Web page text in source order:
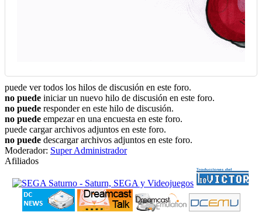
puede ver todos los hilos de discusión en este foro.
no puede iniciar un nuevo hilo de discusión en este foro.
no puede responder en este hilo de discusión.
no puede empezar en una encuesta en este foro.
puede cargar archivos adjuntos en este foro.
no puede descargar archivos adjuntos en este foro.
Moderador: Super Administrador
Afiliados